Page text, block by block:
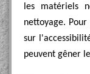
les matériels
nettoyage.
sur
peuvent gêner